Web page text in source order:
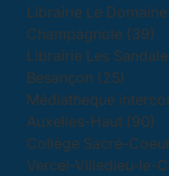
Librairie Le
Champagnole (39)
Librairie Les
Besançon (25)
Médiathèque
Auxelles-Haut (90)
Collège Sacré-Coeur
Vercel-Villedieu-le-